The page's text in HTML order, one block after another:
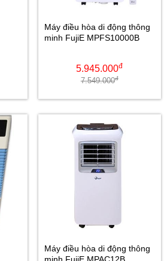
Máy điều hòa di động thông
minh FujiE MPFS10000B
5.945.000đ
7.549.000đ
Máy điều hòa di động thông